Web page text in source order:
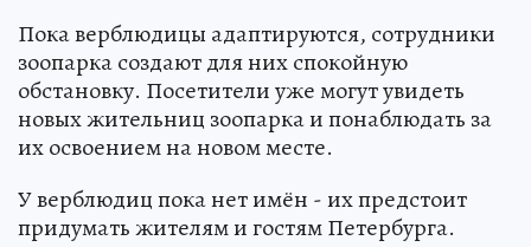
Пока верблюдицы адаптируются, сотрудники
зоопарка создают для них спокойную
обстановку. Посетители уже могут увидеть
новых жительниц зоопарка и понаблюдать за
их освоением на новом месте.
У верблюдиц пока нет имён - их предстоит
придумать жителям и гостям Петербурга.